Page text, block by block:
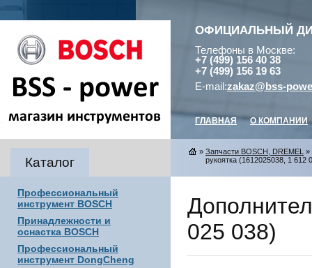
ОФИЦИАЛЬНЫЙ
Телефоны в Москве:
+7 (499) 156 40 38
+7 (499) 156 19 63
E-mail:zakaz@bss-
ГЛАВНАЯ О КОМПАНИИ
Каталог
Профессиональный
инструмент BOSCH
Принадлежности и
оснастка BOSCH
Профессиональный
инструмент DongCheng
» Запчасти BOSCH, DREMEL »
рукоятка (1612025038, 1 612
025 038)